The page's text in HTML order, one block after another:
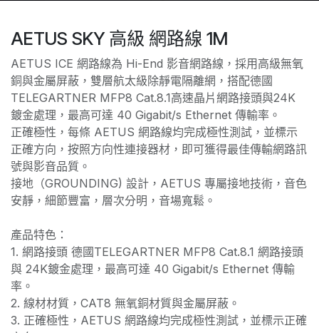
AETUS SKY 高級 網路線 1M
AETUS ICE 網路線為 Hi-End 影音網路線，採用高級無氧
銅與金屬屏蔽，雙層航太級除靜電隔離網，搭配德國
TELEGARTNER MFP8 Cat.8.1高速晶片網路接頭與24K
鍍金處理，最高可達 40 Gigabit/s Ethernet 傳輸率。
正確極性，每條 AETUS 網路線均完成極性測試，並標示
正確方向，按照方向性連接器材，即可獲得最佳傳輸網路訊
號與影音品質。
接地（GROUNDING) 設計，AETUS 專屬接地技術，音色
安靜，細節豐富，層次分明，音場寬鬆。
產品特色：
1. 網路接頭 德國TELEGARTNER MFP8 Cat.8.1 網路接頭
與 24K鍍金處理，最高可達 40 Gigabit/s Ethernet 傳輸
率。
2. 線材材質，CAT8 無氧銅材質與金屬屏蔽。
3. 正確極性，AETUS 網路線均完成極性測試，並標示正確